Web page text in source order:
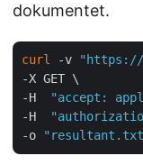
dokumentet.
curl -v
"https://
-X GET \
-H
"accept:
-H
-o